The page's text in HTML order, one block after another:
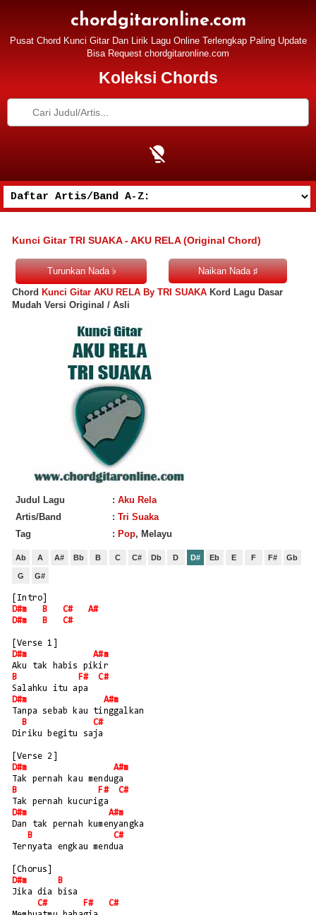
chordgitaronline.com
Pusat Chord Kunci Gitar Dan Lirik Lagu Online Terlengkap Paling Update
Bisa Request chordgitaronline.com
Koleksi Chords
Kunci Gitar TRI SUAKA - AKU RELA (Original Chord)
Chord Kunci Gitar AKU RELA By TRI SUAKA Kord Lagu Dasar
Mudah Versi Original / Asli
Judul Lagu : Aku Rela
Artis/Band
: Tri Suaka
Tag
: Pop, Melayu
Ab A A# Bb B C C# Db D D# Eb E F F# Gb
G G#
[Intro]
D#m
B C#
A#
D#m
B C#
[Verse 1]
D#m
A#m
Aku tak habis pikir
B
F#
C#
Salahku itu apa
D#m
A#m
Tanpa sebab kau tinggalkan
B
C#
Diriku begitu saja
[Verse 2]
D#m
A#m
Tak pernah kau menduga
B
F#
C#
Tak pernah kucuriga
D#m
A#m
Dan tak pernah kumenyangka
B
C#
Ternyata engkau mendua
[Chorus]
D#m
B
Jika dia bisa
C#
F#
C#